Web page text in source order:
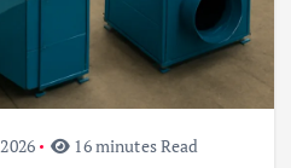
16 minutes Read